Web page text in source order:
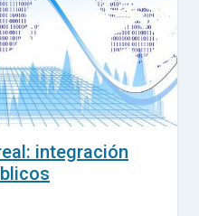
integración